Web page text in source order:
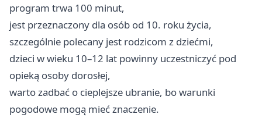
program trwa 100 minut,
jest przeznaczony dla osób od 10. roku życia,
szczególnie polecany jest rodzicom z dziećmi,
dzieci w wieku 10–12 lat powinny uczestniczyć pod
opieką osoby dorosłej,
warto zadbać o cieplejsze ubranie, bo warunki
pogodowe mogą mieć znaczenie.